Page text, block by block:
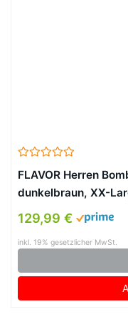
FLAVOR Herren
dunkelbraun, XX-
129,99 €
inkl. 19% gesetzlicher MwSt.